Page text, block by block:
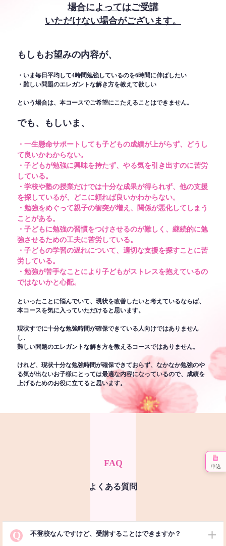
場合によってはご受講
いただけない場合がございます。
もしもお望みの内容が、
・いま毎日平均して4時間勉強しているのを6時間に伸ばしたい
・難しい問題のエレガントな解き方を教えて欲しい
という場合は、本コースでご希望にこたえることはできません。
でも、もしいま、
・一生懸命サポートしても子どもの成績が上がらず、どうし
て良いかわからない。
・子どもが勉強に興味を持たず、やる気を引き出すのに苦労
している。
・学校や塾の授業だけでは十分な成果が得られず、他の支援
を探しているが、どこに頼れば良いかわからない。
・勉強をめぐって親子の衝突が増え、関係が悪化してしまう
ことがある。
・子どもに勉強の習慣をつけさせるのが難しく、継続的に勉
強させるための工夫に苦労している。
・子どもの学習の遅れについて、適切な支援を探すことに苦
労している。
・勉強が苦手なことにより子どもがストレスを抱えているの
ではないかと心配。
といったことに悩んでいて、現状を改善したいと考えているならば、
本コースを気に入っていただけると思います。
現状すでに十分な勉強時間が確保できている人向けではありません
し、
難しい問題のエレガントな解き方を教えるコースではありません。
けれど、現状十分な勉強時間が確保できておらず、なかなか勉強のや
る気が出ないお子様にとっては最適な内容になっているので、成績を
上げるためのお役に立てると思います。
FAQ
よくある質問
Q 不登校なんですけど、受講することはできますか？
申込